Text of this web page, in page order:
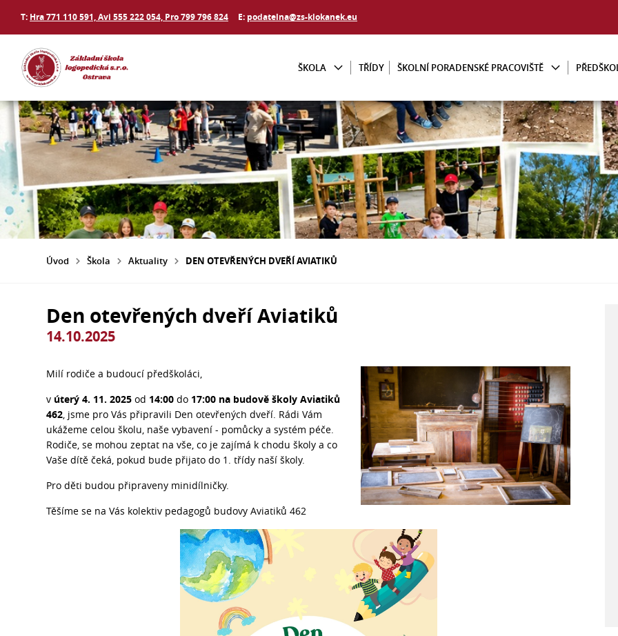
T: Hra 771 110 591, Avi 555 222 054, Pro 799 796 824 E: podatelna@zs-klokanek.eu
ŠKOLA TŘÍDY ŠKOLNÍ PORADENSKÉ PRACOVIŠTĚ
Úvod Škola Aktuality DEN OTEVŘENÝCH DVEŘÍ AVIATIKŮ
Den otevřených dveří Aviatiků
14.10.2025
Milí rodiče a budoucí předškoláci,
v úterý 4. 11. 2025 od 14:00 do 17:00 na budově školy Aviatiků
462, jsme pro Vás připravili Den otevřených dveří. Rádi Vám
ukážeme celou školu, naše vybavení - pomůcky a systém péče.
Rodiče, se mohou zeptat na vše, co je zajímá k chodu školy a co
Vaše dítě čeká, pokud bude přijato do 1. třídy naší školy.
Pro děti budou připraveny minidílničky.
Těšíme se na Vás kolektiv pedagogů budovy Aviatiků 462